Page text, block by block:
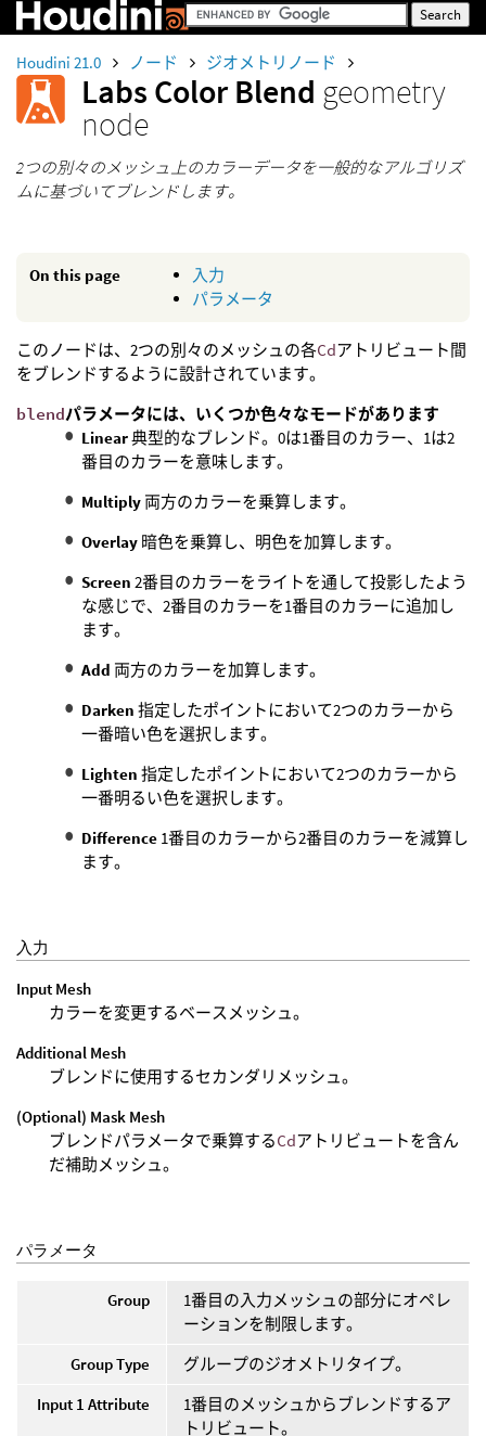
Houdini 21.0 ノード ジオメトリノード
Labs Color Blend geometry
node
2つの別々のメッシュ上のカラーデータを一般的なアルゴリズ
ムに基づいてブレンドします。
On this page
入力
パラメータ
このノードは、2つの別々のメッシュの各Cdアトリビュート間
をブレンドするように設計されています。
blendパラメータには、いくつか色々なモードがあります
Linear典型的なブレンド。0は1番目のカラー、1は2
番目のカラーを意味します。
Multiply 両方のカラーを乗算します。
Overlay 暗色を乗算し、明色を加算します。
Screen 2番目のカラーをライトを通して投影したよう
な感じで、2番目のカラーを1番目のカラーに追加し
ます。
Add 両方のカラーを加算します。
Darken 指定したポイントにおいて2つのカラーから
一番暗い色を選択します。
Lighten 指定したポイントにおいて2つのカラーから
一番明るい色を選択します。
Difference 1番目のカラーから2番目のカラーを減算し
ます。
入力
Input Mesh
カラーを変更するベースメッシュ。
Additional Mesh
ブレンドに使用するセカンダリメッシュ。
(Optional) Mask Mesh
ブレンドパラメータで乗算するCdアトリビュートを含ん
だ補助メッシュ。
パラメータ
Group
1番目の入力メッシュの部分にオペレ
ーションを制限します。
Group Type
グループのジオメトリタイプ。
Input 1 Attribute
1番目のメッシュからブレンドするア
トリビュート。